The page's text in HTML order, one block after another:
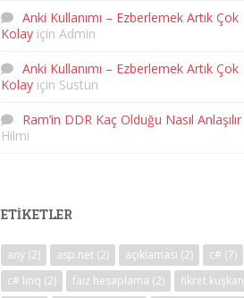
Anki Kullanımı – Ezberlemek Artık Çok
Kolay için Admin
Anki Kullanımı – Ezberlemek Artık Çok
Kolay için Sustun
Ram’in DDR Kaç Olduğu Nasıl Anlaşılır
Hilmi
ETIKETLER
any (2) asp.net (2) açıklaması (2) c# (7)
c# linq (2) faiz hesaplama (2) fikret kuşkan